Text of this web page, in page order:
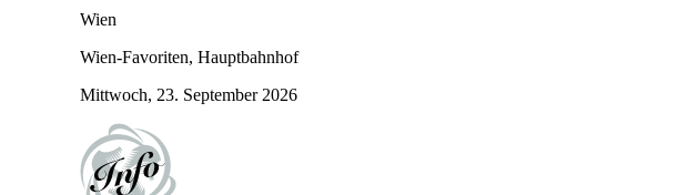
Wien
Wien-Favoriten, Hauptbahnhof
Mittwoch, 23. September 2026